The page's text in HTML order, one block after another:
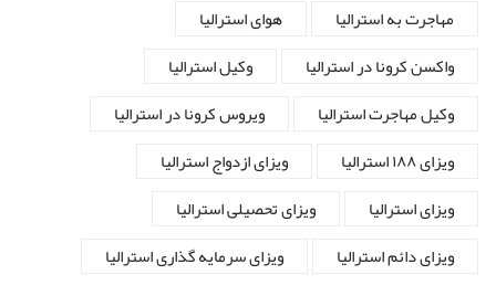
مهاجرت به استرالیا
هوای استرالیا
واکسن کرونا در استرالیا
وکیل استرالیا
وکیل مهاجرت استرالیا
ویروس کرونا در استرالیا
ویزای ۱۸۸ استرالیا
ویزای ازدواج استرالیا
ویزای استرالیا
ویزای تحصیلی استرالیا
ویزای دائم استرالیا
ویزای سرمایه گذاری استرالیا